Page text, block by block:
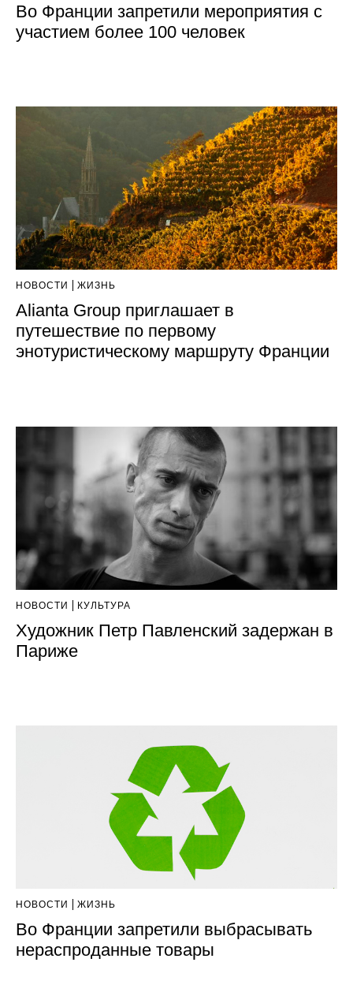
Во Франции запретили мероприятия с
участием более 100 человек
НОВОСТИ ЖИЗНЬ
Alianta Group приглашает в
путешествие по первому
энотуристическому маршруту Франции
НОВОСТИ КУЛЬТУРА
Художник Петр Павленский задержан в
Париже
НОВОСТИ ЖИЗНЬ
Во Франции запретили выбрасывать
нераспроданные товары